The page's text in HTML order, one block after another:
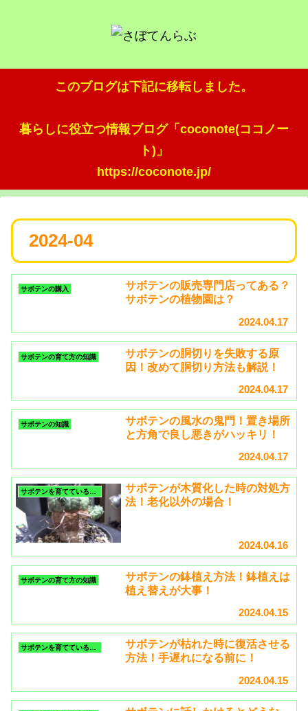
このブログは下記に移転しました。
暮らしに役立つ情報ブログ「coconote(ココノー
ト)」
https://coconote.jp/
2024-04
サボテンの購入
サボテンの販売専門店ってある？
サボテンの植物園は？
2024.04.17
サボテンの育て方の知識
サボテンの胴切りを失敗する原
因！改めて胴切り方法も解説！
2024.04.17
サボテンの知識
サボテンの風水の鬼門！置き場所
と方角で良し悪きがハッキリ！
2024.04.17
サボテンを育てているいる時のトラブル
サボテンが木質化した時の対処方
法！老化以外の場合！
2024.04.16
サボテンの育て方の知識
サボテンの鉢植え方法！鉢植えは
植え替えが大事！
2024.04.15
サボテンを育てているいる時のトラブル
サボテンが枯れた時に復活させる
方法！手遅れになる前に！
2024.04.15